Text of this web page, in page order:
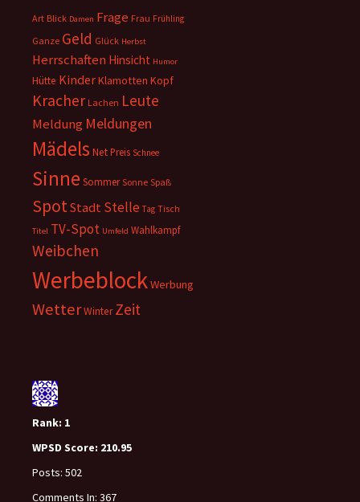
Art Blick Damen Frage Frau Frühling
Ganze Geld Glück Herbst
Herrschaften Hinsicht Humor
Hütte KinderKlamotten Kopf
Kracher Lachen Leute
Meldung Meldungen
Mädels NetPreis Schnee
Sinne Sommer Sonne Spaß
SpotStadt Stelle Tag Tisch
Titel TV-Spot Umfeld Wahlkampf
Weibchen
WerbeblockWerbung
WetterWinter Zeit
Rank: 1
WPSD Score: 210.95
Posts: 502
Comments In: 367